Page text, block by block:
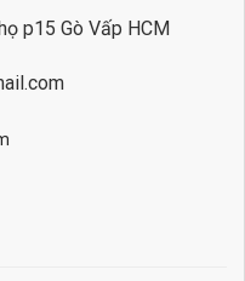
p15 Gò Vấp HCM